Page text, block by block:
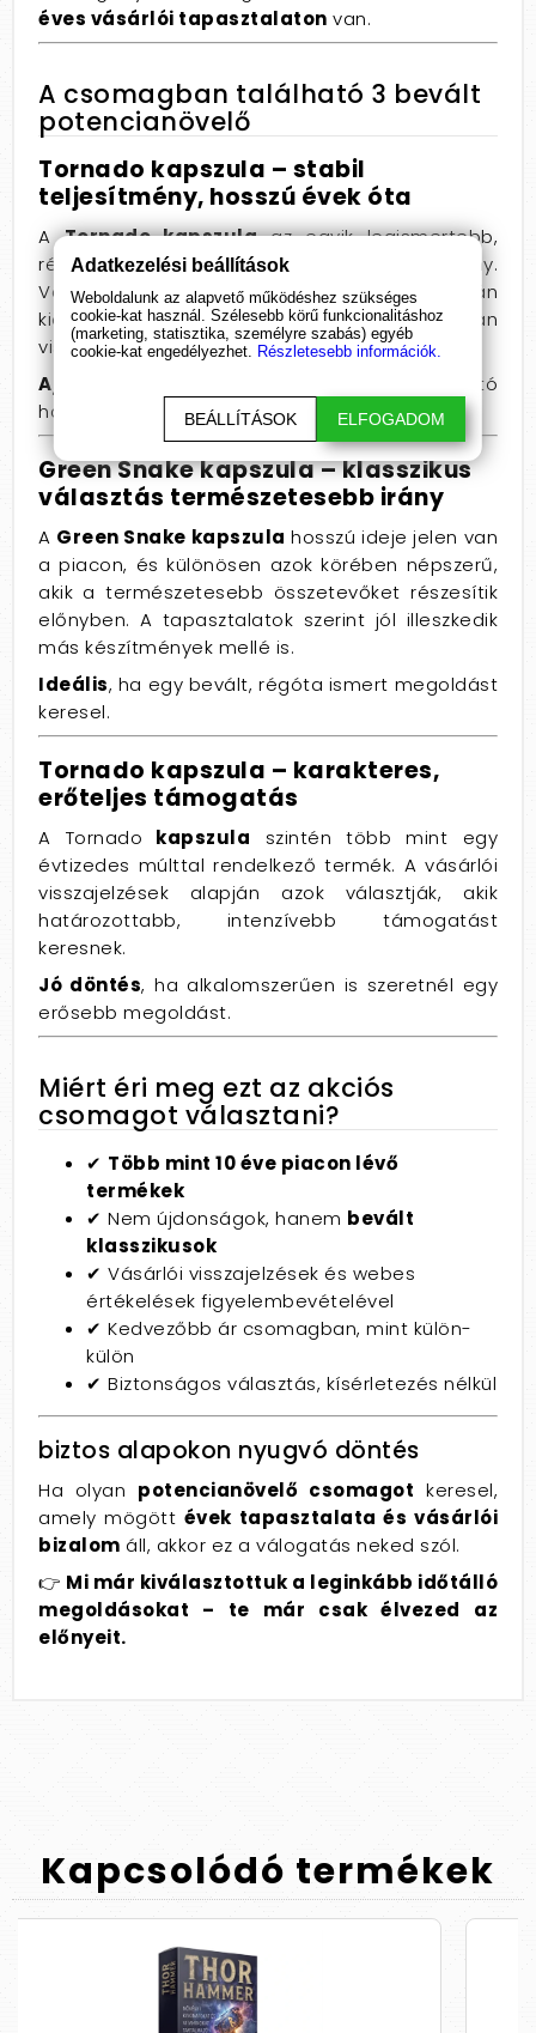
éves vásárlói tapasztalaton van.
A csomagban található 3 bevált
potencianövelő
Tornado kapszula – stabil
teljesítmény, hosszú évek óta
ATornado kapszulaaz egyik legismertebb,
régóta elérhető potencianövelő készítmény.
Vásárlóink visszajelzései alapján
kiegyensúlyozott támogatást nyújt, ezért sokan
visszatérően választják.
Ajánlott
, ha fontos a kiszámítható, megbízható
hatás.
Green Snake kapszula – klasszikus
választás természetesebb irány
A Green Snake kapszula hosszú ideje jelen van
a piacon, és különösen azok körében népszerű,
akik a természetesebb összetevőket részesítik
előnyben. A tapasztalatok szerint jól illeszkedik
más készítmények mellé is.
Ideális, ha egy bevált, régóta ismert megoldást
keresel.
Tornado kapszula – karakteres,
erőteljes támogatás
A Tornado kapszula szintén több mint egy
évtizedes múlttal rendelkező termék. A vásárlói
visszajelzések alapján azok választják, akik
határozottabb, intenzívebb támogatást
keresnek.
Jó döntés, ha alkalomszerűen is szeretnél egy
erősebb megoldást.
Miért éri meg ezt az akciós
csomagot választani?
✔ Több mint 10 éve piacon lévő
termékek
✔ Nem újdonságok, hanem bevált
klasszikusok
✔ Vásárlói visszajelzések és webes
értékelések figyelembevételével
✔ Kedvezőbb ár csomagban, mint külön-
külön
✔ Biztonságos választás, kísérletezés nélkül
biztos alapokon nyugvó döntés
Ha olyan potencianövelő csomagot keresel,
amely mögött évek tapasztalata és vásárlói
bizalom áll, akkor ez a válogatás neked szól.
👉 Mi már kiválasztottuk a leginkább időtálló
megoldásokat – te már csak élvezed az
előnyeit.
Kapcsolódó termékek
Adatkezelési beállítások
Weboldalunk az alapvető működéshez szükséges
cookie-kat használ. Szélesebb körű funkcionalitáshoz
(marketing, statisztika, személyre szabás) egyéb
cookie-kat engedélyezhet. Részletesebb információk.
BEÁLLÍTÁSOK ELFOGADOM